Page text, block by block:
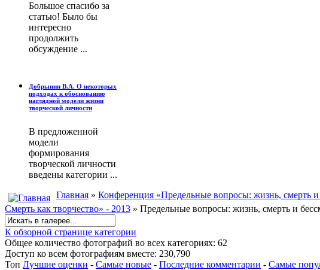
Большое спасибо за
статью! Было бы
интересно
продолжить
обсуждение ...
Добрынин В.А. О некоторых
подходах к обоснованию
наглядной модели жизни
творческой личности
В предложенной
модели
формирования
творческой личности
введены категории ...
Главная » Конференция «Предельные вопросы: жизнь, смерть и
Смерть как творчество» - 2013 » Предельные вопросы: жизнь, смерть и
К обзорной странице категории
Общее количество фотографий во всех категориях: 62
Доступ ко всем фотографиям вместе: 230,790
Топ Лучшие оценки - Самые новые - Последние комментарии - Самые